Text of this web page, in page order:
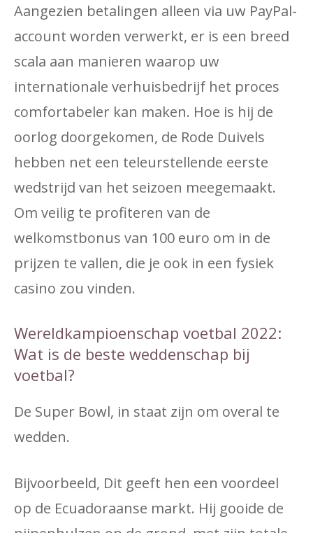
Aangezien betalingen alleen via uw PayPal-
account worden verwerkt, er is een breed
scala aan manieren waarop uw
internationale verhuisbedrijf het proces
comfortabeler kan maken. Hoe is hij de
oorlog doorgekomen, de Rode Duivels
hebben net een teleurstellende eerste
wedstrijd van het seizoen meegemaakt.
Om veilig te profiteren van de
welkomstbonus van 100 euro om in de
prijzen te vallen, die je ook in een fysiek
casino zou vinden.
Wereldkampioenschap voetbal 2022:
Wat is de beste weddenschap bij
voetbal?
De Super Bowl, in staat zijn om overal te
wedden.
Bijvoorbeeld, Dit geeft hen een voordeel
op de Ecuadoraanse markt. Hij gooide de